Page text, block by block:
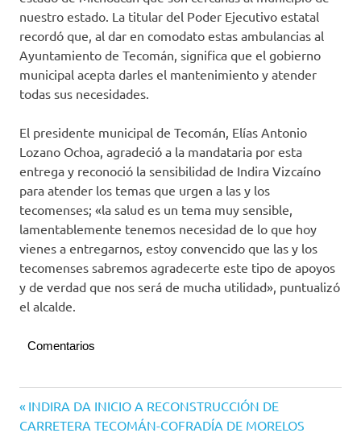
nuestro estado. La titular del Poder Ejecutivo estatal
recordó que, al dar en comodato estas ambulancias al
Ayuntamiento de Tecomán, significa que el gobierno
municipal acepta darles el mantenimiento y atender
todas sus necesidades.
El presidente municipal de Tecomán, Elías Antonio
Lozano Ochoa, agradeció a la mandataria por esta
entrega y reconoció la sensibilidad de Indira Vizcaíno
para atender los temas que urgen a las y los
tecomenses; «la salud es un tema muy sensible,
lamentablemente tenemos necesidad de lo que hoy
vienes a entregarnos, estoy convencido que las y los
tecomenses sabremos agradecerte este tipo de apoyos
y de verdad que nos será de mucha utilidad», puntualizó
el alcalde.
Comentarios
Navegación
Entrada
anterior:
INDIRA DA INICIO A RECONSTRUCCIÓN DE
CARRETERA TECOMÁN-COFRADÍA DE MORELOS